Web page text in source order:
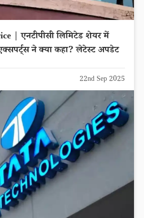
| एनटीपीसी लिमिटेड शेयर में
ने क्या कहा? लेटेस्ट अपडेट
22nd Sep 2025